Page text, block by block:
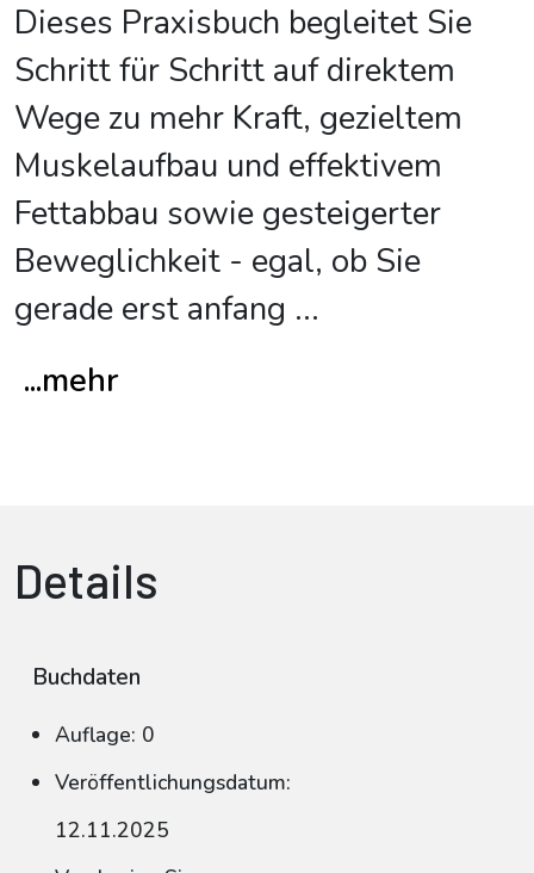
Dieses Praxisbuch begleitet Sie
Schritt für Schritt auf direktem
Wege zu mehr Kraft, gezieltem
Muskelaufbau und effektivem
Fettabbau sowie gesteigerter
Beweglichkeit - egal, ob Sie
gerade erst anfang ...
...mehr
Details
Buchdaten
Auflage: 0
Veröffentlichungsdatum:
12.11.2025